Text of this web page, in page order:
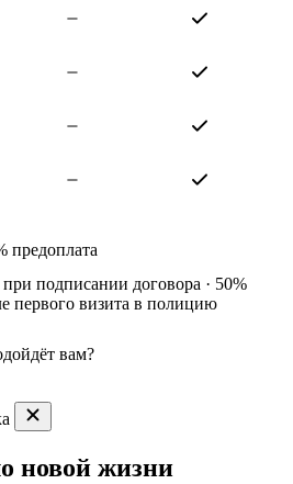
предоплата
при подписании договора · 50%
первого визита в полицию
вам?
новой жизни